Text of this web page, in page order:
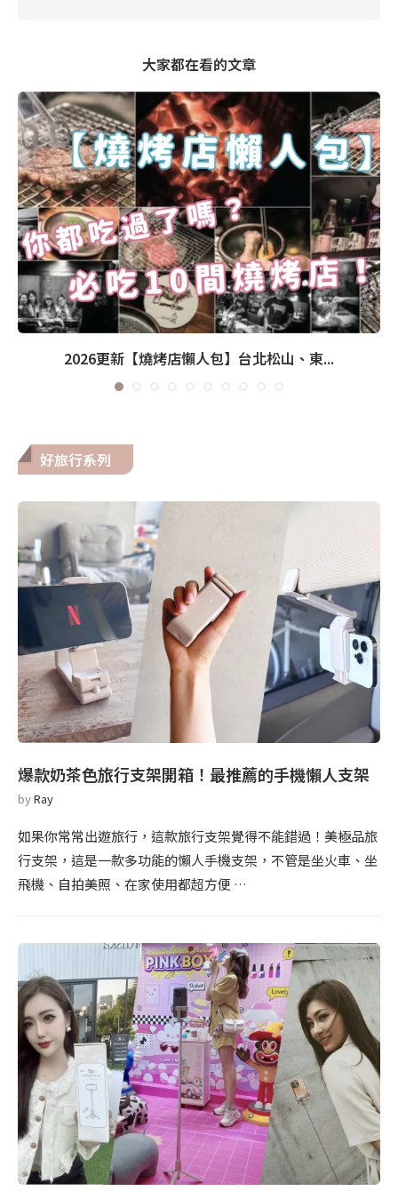
大家都在看的文章
2026更新【燒烤店懶人包】台北松山、東...
好旅行系列
爆款奶茶色旅行支架開箱！最推薦的手機懶人支架
byRay
如果你常常出遊旅行，這款旅行支架覺得不能錯過！美極品旅
行支架，這是一款多功能的懶人手機支架，不管是坐火車、坐
飛機、自拍美照、在家使用都超方便 …